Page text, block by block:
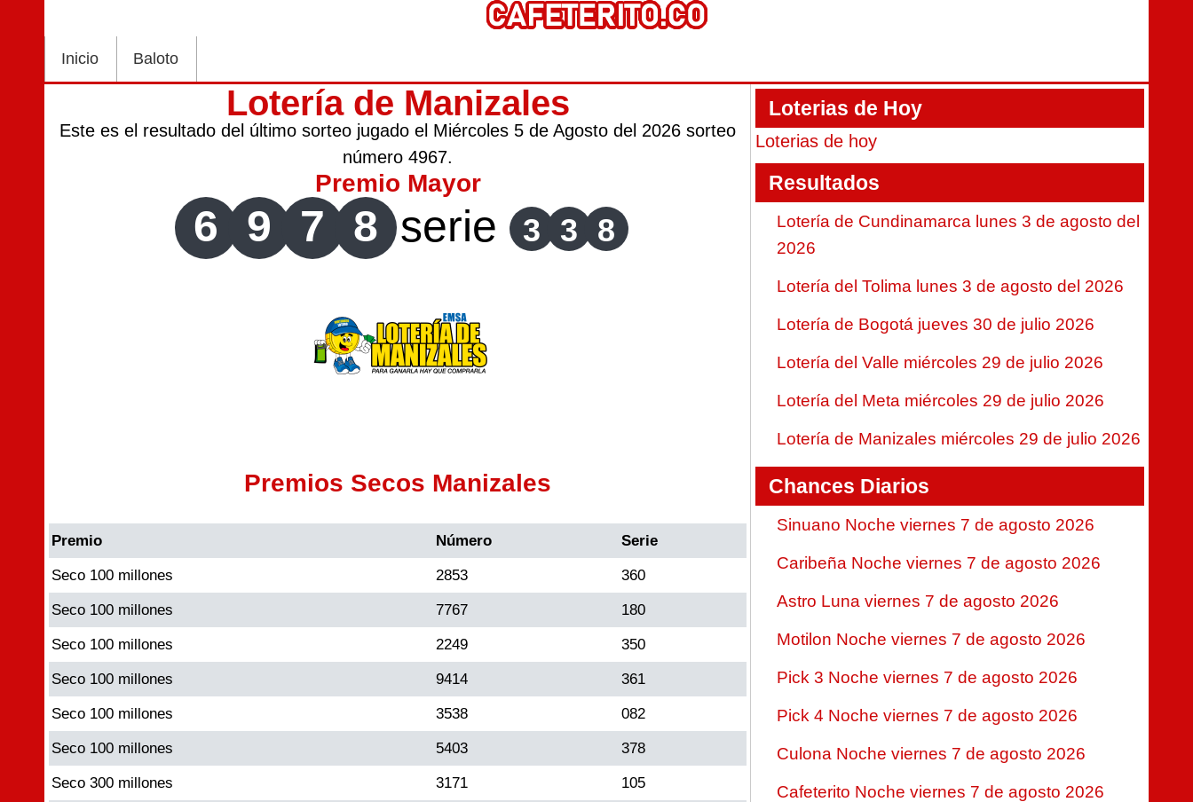
Inicio Baloto
Lotería de Manizales
Este es el resultado del último sorteo jugado el Miércoles 5 de Agosto del 2026 sorteo
número 4967.
Premio Mayor
6 9 7 8 serie 3 3 8
Premios Secos Manizales
Premio Número Serie
Seco 100 millones 2853 360
Seco 100 millones 7767 180
Seco 100 millones 2249 350
Seco 100 millones 9414 361
Seco 100 millones 3538 082
Seco 100 millones 5403 378
Seco 300 millones 3171 105
Loterias de Hoy
Loterias de hoy
Resultados
Lotería de Cundinamarca lunes 3 de agosto del
2026
Lotería del Tolima lunes 3 de agosto del 2026
Lotería de Bogotá jueves 30 de julio 2026
Lotería del Valle miércoles 29 de julio 2026
Lotería del Meta miércoles 29 de julio 2026
Lotería de Manizales miércoles 29 de julio 2026
Chances Diarios
Sinuano Noche viernes 7 de agosto 2026
Caribeña Noche viernes 7 de agosto 2026
Astro Luna viernes 7 de agosto 2026
Motilon Noche viernes 7 de agosto 2026
Pick 3 Noche viernes 7 de agosto 2026
Pick 4 Noche viernes 7 de agosto 2026
Culona Noche viernes 7 de agosto 2026
Cafeterito Noche viernes 7 de agosto 2026